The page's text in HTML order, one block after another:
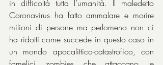
in difficoltà tutta l’umanità. Il maledetto
Coronavirus ha fatto ammalare e morire
milioni di persone ma perlomeno non ci
ha ridotti come succede in questo caso in
un mondo apocalittico-catastrofico, con